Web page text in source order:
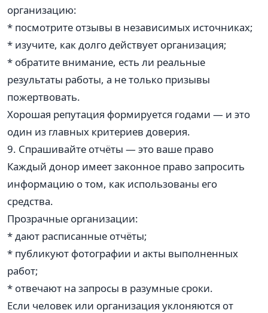
организацию:
* посмотрите отзывы в независимых источниках;
* изучите, как долго действует организация;
* обратите внимание, есть ли реальные
результаты работы, а не только призывы
пожертвовать.
Хорошая репутация формируется годами — и это
один из главных критериев доверия.
9. Спрашивайте отчёты — это ваше право
Каждый донор имеет законное право запросить
информацию о том, как использованы его
средства.
Прозрачные организации:
* дают расписанные отчёты;
* публикуют фотографии и акты выполненных
работ;
* отвечают на запросы в разумные сроки.
Если человек или организация уклоняются от